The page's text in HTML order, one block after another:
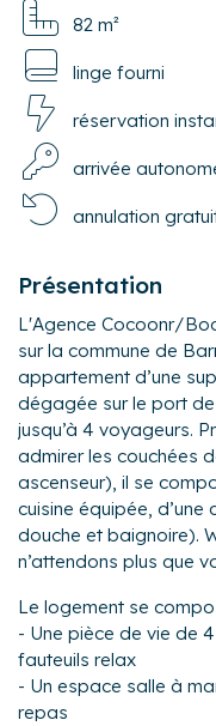
82 m²
linge fourni
réservation
arrivée
annulation
Présentation
L'Agence Cocoonr/
sur la commune de
appartement d’une
dégagée sur le port
jusqu’à 4 voyageurs.
admirer les couchées
ascenseur), il se
cuisine équipée,
douche et baignoire).
n’attendons plus que
Le logement se
- Une pièce de vie de
fauteuils relax
- Un espace salle à
repas